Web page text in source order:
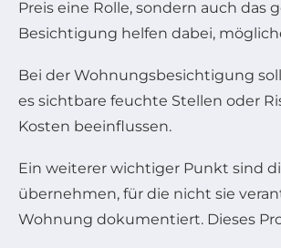
Preis eine Rolle, sondern auch das
Besichtigung helfen dabei,
Bei der Wohnungsbesichtigung
es sichtbare feuchte Stellen oder
Kosten beeinflussen.
Ein weiterer wichtiger Punkt sind
übernehmen, für die nicht sie
Wohnung dokumentiert. Dieses